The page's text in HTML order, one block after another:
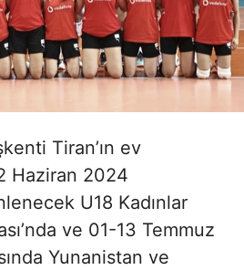
Tiran’ın ev
Haziran 2024
U18 Kadınlar
ve 01-13 Temmuz
Yunanistan ve